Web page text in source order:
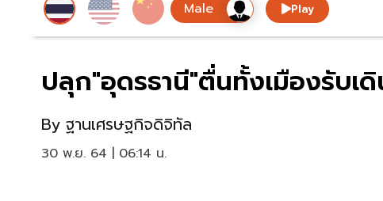
Play
ปลุก"อุดรธานี"ตื่นทั้งเมืองรับเ
By ฐานเศรษฐกิจดิจิทัล
30 พ.ย. 64 | 06:14 น.